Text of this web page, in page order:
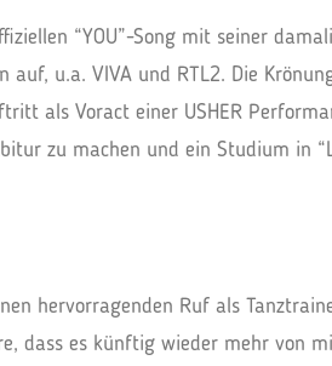
“YOU”-Song mit seiner
u.a. VIVA und RTL2. Die
als Voract einer USHER
zu machen und ein Studium in
hervorragenden Ruf als
dass es künftig wieder mehr von